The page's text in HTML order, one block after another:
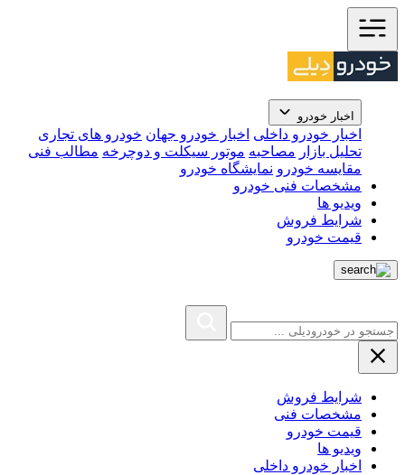
اخبار خودرو
اخبار خودرو داخلی اخبار خودرو جهان خودرو های تجاری
تحلیل بازار مصاحبه موتور سیکلت و دوچرخه مطالب فنی
مقایسه خودرو نمایشگاه خودرو
مشخصات فنی خودرو
ویدیو ها
شرایط فروش
قیمت خودرو
شرایط فروش
مشخصات فنی
قیمت خودرو
ویدیو ها
اخبار خودرو داخلی